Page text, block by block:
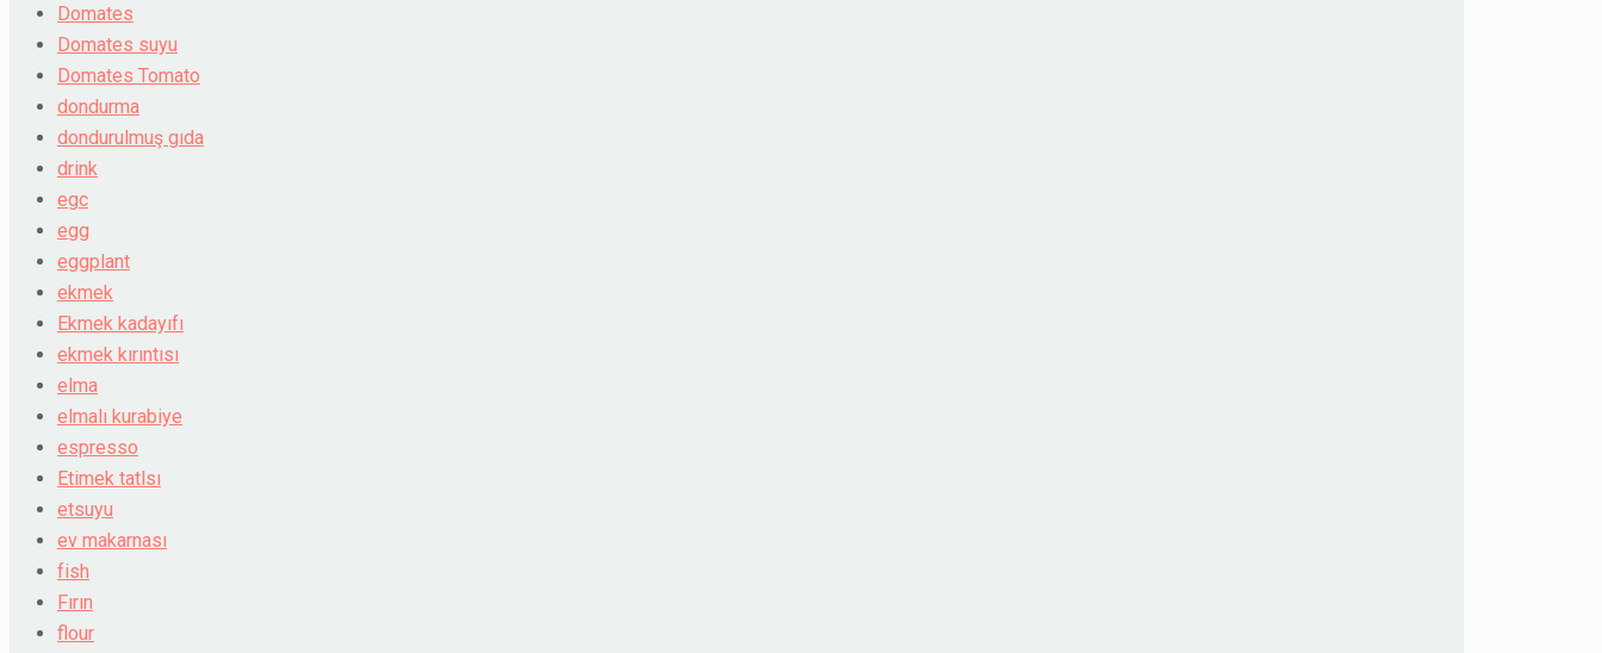
Domates
Domates suyu
Domates Tomato
dondurma
dondurulmuş gıda
drink
egc
egg
eggplant
ekmek
Ekmek kadayıfı
ekmek kırıntısı
elma
elmalı kurabiye
espresso
Etimek tatlsı
etsuyu
ev makarnası
fish
Fırın
flour